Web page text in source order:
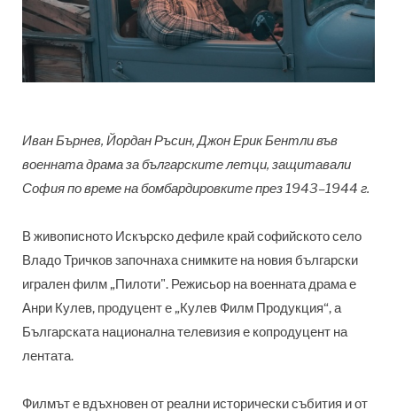
Иван Бърнев, Йордан Ръсин, Джон Ерик Бентли във
военната драма за българските летци, защитавали
София по време на бомбардировките през 1943–1944 г.
В живописното Искърско дефиле край софийското село
Владо Тричков започнаха снимките на новия български
игрален филм „Пилоти". Режисьор на военната драма е
Анри Кулев, продуцент е „Кулев Филм Продукция“, а
Българската национална телевизия е копродуцент на
лентата.
Филмът е вдъхновен от реални исторически събития и от